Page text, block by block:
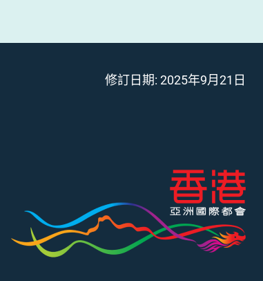
修訂日期: 2025年9月21日